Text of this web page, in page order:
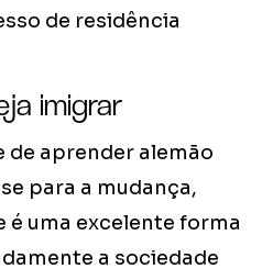
de residência
imigrar
de aprender alemão
para a mudança,
é uma excelente forma
a sociedade